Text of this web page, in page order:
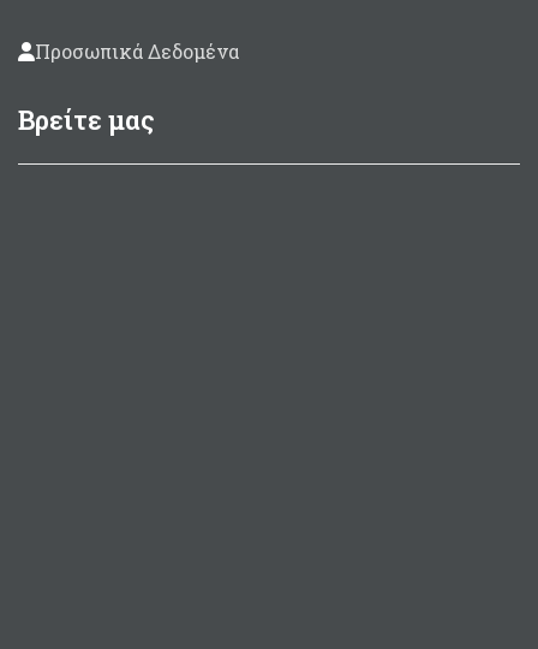
Προσωπικά Δεδομένα
Βρείτε μας